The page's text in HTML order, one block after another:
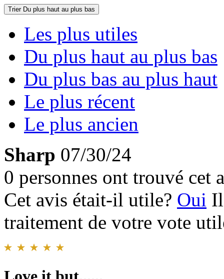
Trier Du plus haut au plus bas
Les plus utiles
Du plus haut au plus bas
Du plus bas au plus haut
Le plus récent
Le plus ancien
Sharp 07/30/24
0 personnes ont trouvé cet
Cet avis était-il utile? Oui
traitement de votre vote